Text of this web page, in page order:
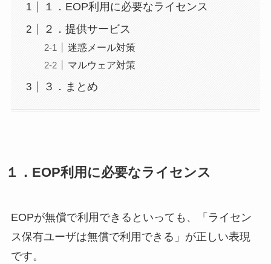
１．EOP利用に必要なライセンス
２．提供サービス
迷惑メール対策
マルウェア対策
３．まとめ
１．EOP利用に必要なライセンス
EOPが無償で利用できるといっても、「ライセン
ス保有ユーザは無償で利用できる」が正しい表現
です。